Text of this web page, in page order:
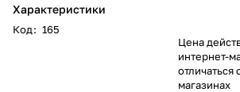
Характеристики
Код: 165
Цена
интернет-
отличаться
магазинах